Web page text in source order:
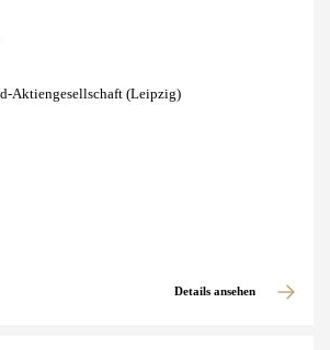
Aktiengesellschaft (Leipzig)
Details ansehen